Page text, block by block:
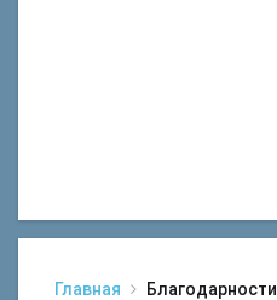
Главная Благодарности